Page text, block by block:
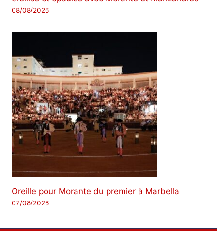
08/08/2026
Oreille pour Morante du premier à Marbella
07/08/2026